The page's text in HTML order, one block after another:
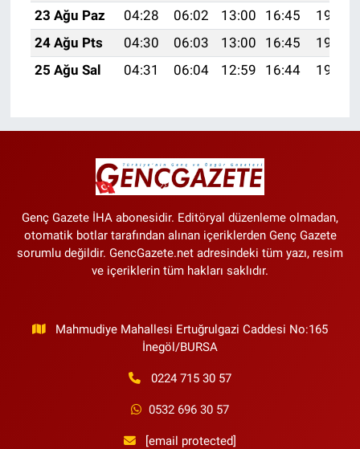
23 Ağu Paz
04:28 06:02 13:00 16:45
19:48
24 Ağu Pts
04:30 06:03 13:00 16:45
19:46
25 Ağu Sal
04:31 06:04 12:59 16:44 19:45
Genç Gazete İHA abonesidir. Editöryal düzenleme olmadan,
otomatik botlar tarafından alınan içeriklerden Genç Gazete
sorumlu değildir. GencGazete.net adresindeki tüm yazı, resim
ve içeriklerin tüm hakları saklıdır.
Mahmudiye Mahallesi Ertuğrulgazi Caddesi No:165
İnegöl/BURSA
0224 715 30 57
0532 696 30 57
[email protected]